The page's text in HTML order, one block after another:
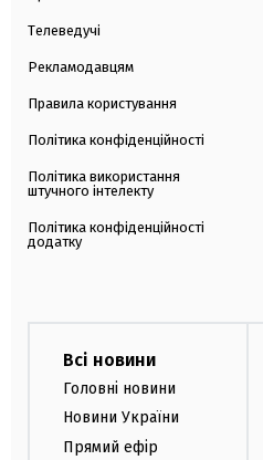
Телеведучі
Рекламодавцям
Правила користування
Політика конфіденційності
Політика використання
штучного інтелекту
Політика конфіденційності
додатку
Всі новини
Головні новини
Новини України
Прямий ефір